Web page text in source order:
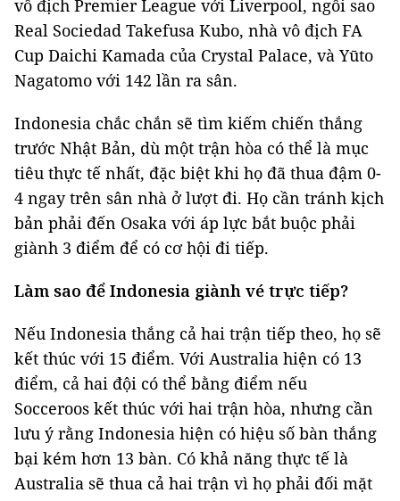
vô địch Premier League với Liverpool, ngôi sao
Real Sociedad Takefusa Kubo, nhà vô địch FA
Cup Daichi Kamada của Crystal Palace, và Yūto
Nagatomo với 142 lần ra sân.
Indonesia chắc chắn sẽ tìm kiếm chiến thắng
trước Nhật Bản, dù một trận hòa có thể là mục
tiêu thực tế nhất, đặc biệt khi họ đã thua đậm 0-
4 ngay trên sân nhà ở lượt đi. Họ cần tránh kịch
bản phải đến Osaka với áp lực bắt buộc phải
giành 3 điểm để có cơ hội đi tiếp.
Làm sao để Indonesia giành vé trực tiếp?
Nếu Indonesia thắng cả hai trận tiếp theo, họ sẽ
kết thúc với 15 điểm. Với Australia hiện có 13
điểm, cả hai đội có thể bằng điểm nếu
Socceroos kết thúc với hai trận hòa, nhưng cần
lưu ý rằng Indonesia hiện có hiệu số bàn thắng
bại kém hơn 13 bàn. Có khả năng thực tế là
Australia sẽ thua cả hai trận vì họ phải đối mặt